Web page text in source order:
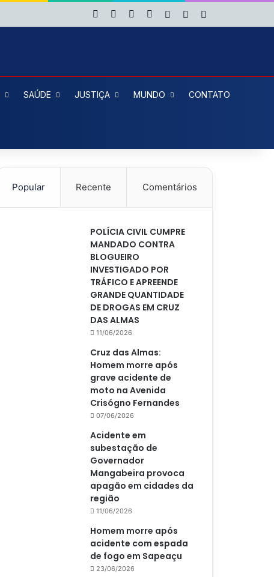
Facebook YouTubeInstagram
Entrar Artigo aleatório
SAÚDE JUSTIÇA MUNDO CONTATO
Popular Recente Comentários
POLÍCIA CIVIL CUMPRE
MANDADO CONTRA
BLOGUEIRO
INVESTIGADO POR
TRÁFICO E APREENDE
GRANDE QUANTIDADE
DE DROGAS EM CRUZ
DAS ALMAS
11/06/2026
Cruz das Almas:
Homem morre após
grave acidente de
moto na Avenida
Crisógno Fernandes
07/06/2026
Acidente em
subestação de
Governador
Mangabeira provoca
apagão em cidades da
região
11/06/2026
Homem morre após
acidente com espada
de fogo em Sapeaçu
23/06/2026